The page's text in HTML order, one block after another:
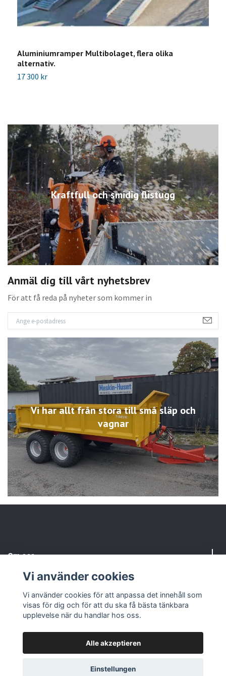
Kraftfull och smidig flistugg
Anmäl dig till vårt nyhetsbrev
För att få reda på nyheter som kommer in
Vi har allt från stora till små släp och
vagnar
Aluminiumramper Multibolaget, flera olika
alternativ.
17 300 kr
Om oss
Kundtjänst
Social Media
© 2026 Maskin-Huset i Eksjö AB
Vi använder cookies
Vi använder cookies för att anpassa det innehåll som
visas för dig och för att du ska få bästa tänkbara
upplevelse när du handlar hos oss.
Alle akzeptieren
Einstellungen